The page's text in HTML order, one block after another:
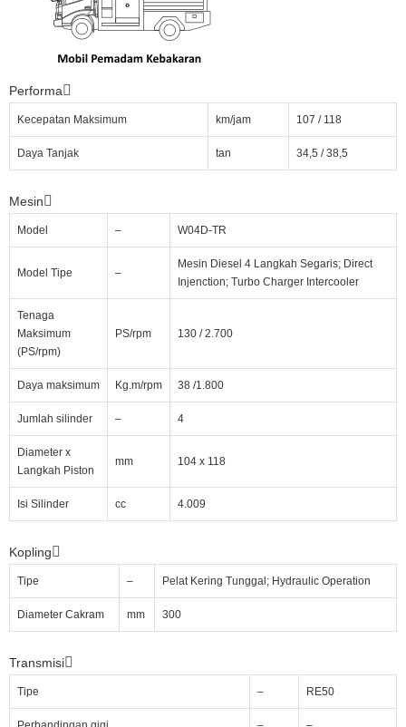
Performa
Kecepatan Maksimum km/jam 107 / 118
Daya Tanjak tan 34,5 / 38,5
Mesin
Model – W04D-TR
Model Tipe –
Mesin Diesel 4 Langkah Segaris; Direct
Injenction; Turbo Charger Intercooler
Tenaga
Maksimum
(PS/rpm)
PS/rpm 130 / 2.700
Daya maksimum Kg.m/rpm 38 /1.800
Jumlah silinder – 4
Diameter x
Langkah Piston
mm 104 x 118
Isi Silinder cc 4.009
Kopling
Tipe – Pelat Kering Tunggal; Hydraulic Operation
Diameter Cakram mm 300
Transmisi
Tipe – RE50